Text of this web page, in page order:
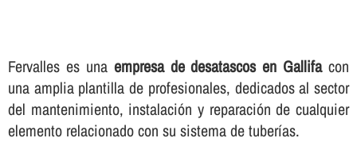
Fervalles es una empresa de desatascos en Gallifacon
una amplia plantilla de profesionales, dedicados al sector
del mantenimiento, instalación y reparación de cualquier
elemento relacionado con su sistema de tuberí­as.